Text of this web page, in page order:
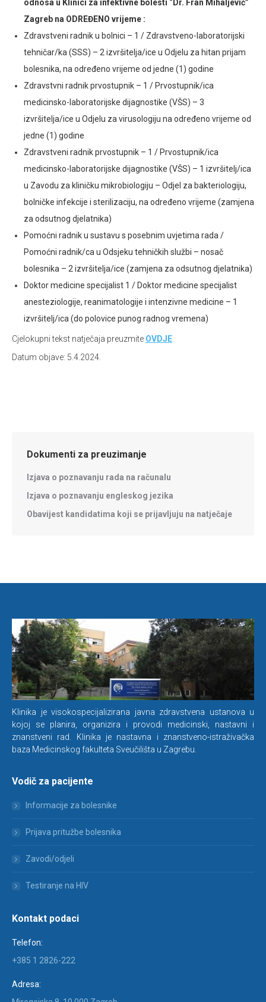
odnosa u Klinici za infektivne bolesti “Dr. Fran Mihaljević”
Zagreb na ODREĐENO vrijeme :
Zdravstveni radnik u bolnici – 1 / Zdravstveno-laboratorijski
tehničar/ka (SSS) – 2 izvršitelja/ice u Odjelu za hitan prijam
bolesnika, na određeno vrijeme od jedne (1) godine
Zdravstvni radnik prvostupnik – 1 / Prvostupnik/ica
medicinsko-laboratorijske dijagnostike (VŠS) – 3
izvršitelja/ice u Odjelu za virusologiju na određeno vrijeme od
jedne (1) godine
Zdravstveni radnik prvostupnik – 1 / Prvostupnik/ica
medicinsko-laboratorijske dijagnostike (VŠS) – 1 izvršitelj/ica
u Zavodu za kliničku mikrobiologiju – Odjel za bakteriologiju,
bolničke infekcije i sterilizaciju, na određeno vrijeme (zamjena
za odsutnog djelatnika)
Pomoćni radnik u sustavu s posebnim uvjetima rada /
Pomoćni radnik/ca u Odsjeku tehničkih službi – nosač
bolesnika – 2 izvršitelja/ice (zamjena za odsutnog djelatnika)
Doktor medicine specijalist 1 / Doktor medicine specijalist
anesteziologije, reanimatologije i intenzivne medicine – 1
izvršitelj/ica (do polovice punog radnog vremena)
Cjelokupni tekst natječaja preuzmite OVDJE
Datum objave: 5.4.2024.
Dokumenti za preuzimanje
Izjava o poznavanju rada na računalu
Izjava o poznavanju engleskog jezika
Obavijest kandidatima koji se prijavljuju na natječaje
Klinika je visokospecijalizirana javna zdravstvena ustanova u
kojoj se planira, organizira i provodi medicinski, nastavni i
znanstveni rad. Klinika je nastavna i znanstveno-istraživačka
baza Medicinskog fakulteta Sveučilišta u Zagrebu.
Vodič za pacijente
Informacije za bolesnike
Prijava pritužbe bolesnika
Zavodi/odjeli
Testiranje na HIV
Kontakt podaci
Telefon:
+385 1 2826-222
Adresa: